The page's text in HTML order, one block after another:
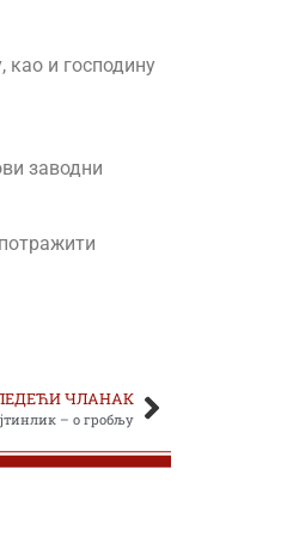
као и господину
заводни
ЧЛАНАК
– о гробљу